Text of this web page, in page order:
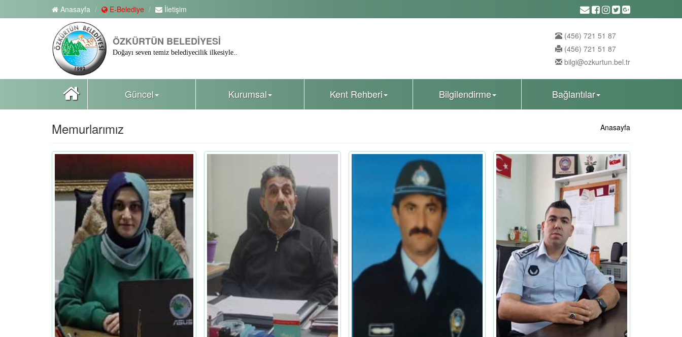
Anasayfa E-Belediye İletişim
ÖZKÜRTÜN BELEDİYESİ
Doğayı seven temiz belediyecilik ilkesiyle..
(456) 721 51 87
(456) 721 51 87
bilgi@ozkurtun.bel.tr
Güncel Kurumsal Kent Rehberi Bilgilendirme Bağlantılar
Memurlarımız Anasayfa